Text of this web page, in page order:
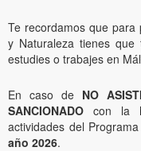
Te recordamos que
y Naturaleza tienes que
estudies o trabajes en
En caso de NO
SANCIONADO con la
actividades del
año 2026.